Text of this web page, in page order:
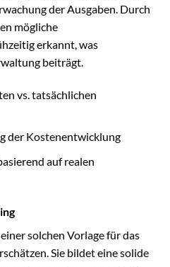
der Ausgaben. Durch
mögliche
erkannt, was
beiträgt.
vs. tatsächlichen
der Kostenentwicklung
auf realen
solchen Vorlage für das
Sie bildet eine solide